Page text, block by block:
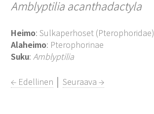
Amblyptilia acanthadactyla
Heimo: Sulkaperhoset (Pterophoridae)
Alaheimo: Pterophorinae
Suku:Amblyptilia
← Edellinen │Seuraava →